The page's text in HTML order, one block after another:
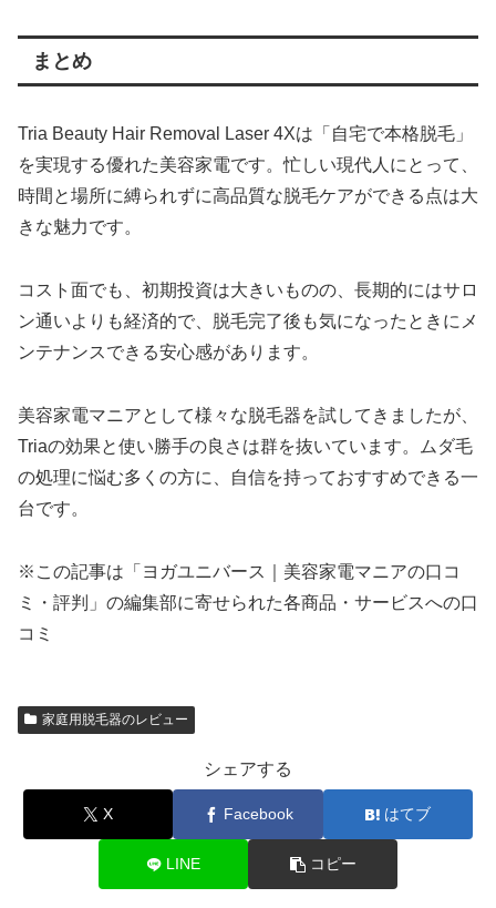
まとめ
Tria Beauty Hair Removal Laser 4Xは「自宅で本格脱毛」
を実現する優れた美容家電です。忙しい現代人にとって、
時間と場所に縛られずに高品質な脱毛ケアができる点は大
きな魅力です。
コスト面でも、初期投資は大きいものの、長期的にはサロ
ン通いよりも経済的で、脱毛完了後も気になったときにメ
ンテナンスできる安心感があります。
美容家電マニアとして様々な脱毛器を試してきましたが、
Triaの効果と使い勝手の良さは群を抜いています。ムダ毛
の処理に悩む多くの方に、自信を持っておすすめできる一
台です。
※この記事は「ヨガユニバース｜美容家電マニアの口コ
ミ・評判」の編集部に寄せられた各商品・サービスへの口
コミ
家庭用脱毛器のレビュー
シェアする
X Facebook はてブ
LINE コピー